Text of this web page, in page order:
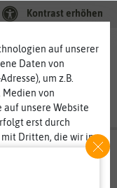
Kontrast erhöhen
0 0
auf unserer
Daten von
um z.B.
Medien von
unsere Website
erst durch
Dritten, die wir in
oder aufgrund